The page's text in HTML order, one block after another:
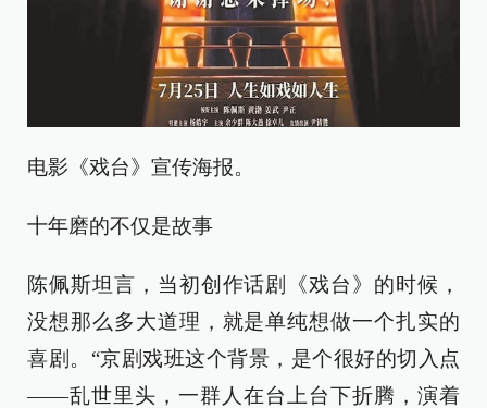
电影《戏台》宣传海报。
十年磨的不仅是故事
陈佩斯坦言，当初创作话剧《戏台》的时候，
没想那么多大道理，就是单纯想做一个扎实的
喜剧。“京剧戏班这个背景，是个很好的切入点
——乱世里头，一群人在台上台下折腾，演着